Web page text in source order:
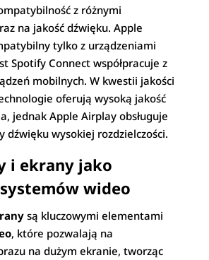
z różnymi
na jakość dźwięku. Apple
tylko z urządzeniami
Spotify Connect współpracuje z
mobilnych. W kwestii jakości
oferują wysoką jakość
jednak Apple Airplay obsługuje
dźwięku wysokiej rozdzielczości.
i ekrany jako
wideo
są kluczowymi elementami
, które pozwalają na
na dużym ekranie, tworząc